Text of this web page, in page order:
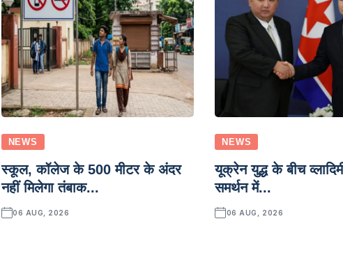
NEWS
स्कूल, कॉलेज के 500 मीटर के अंदर
नहीं मिलेगा तंबाक...
06 AUG, 2026
NEWS
यूक्रेन युद्ध के बीच
समर्थन में...
06 AUG, 2026